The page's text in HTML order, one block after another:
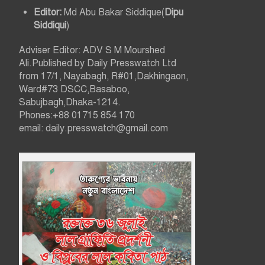
Editor: Md Abu Bakar Siddique(Dipu
Siddiqui)
Adviser Editor: ADV S M Mourshed
Ali.Published by Daily Presswatch Ltd
from 17/1, Nayabagh, R#01,Dakhingaon,
Ward#73 DSCC,Basaboo,
Sabujbagh,Dhaka-1214.
Phones:+88 01715 854 170
email: daily.presswatch@gmail.com